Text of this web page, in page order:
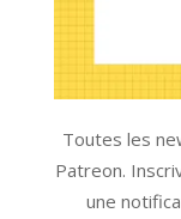
Toutes les
Patreon.
une